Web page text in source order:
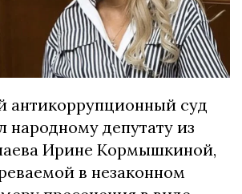
антикоррупционный суд
народному депутату из
Ирине Кормышкиной,
в незаконном